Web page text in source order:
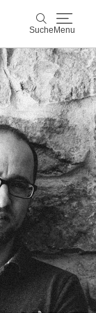
Suche Menu
Suche